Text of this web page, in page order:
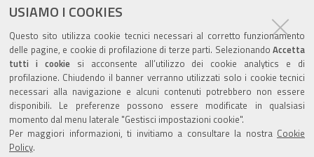
USIAMO I COOKIES
Questo sito utilizza cookie tecnici necessari al corretto funzionamento
delle pagine, e cookie di profilazione di terze parti. Selezionando Accetta
tutti i cookiesi acconsente all’utilizzo dei cookie analytics e di
profilazione. Chiudendo il banner verranno utilizzati solo i cookie tecnici
necessari alla navigazione e alcuni contenuti potrebbero non essere
disponibili. Le preferenze possono essere modificate in qualsiasi
momento dal menu laterale "Gestisci impostazioni cookie".
Per maggiori informazioni, ti invitiamo a consultare la nostra Cookie
Policy.
Agenda eventi
torna alla sezione
Valuta questo sito